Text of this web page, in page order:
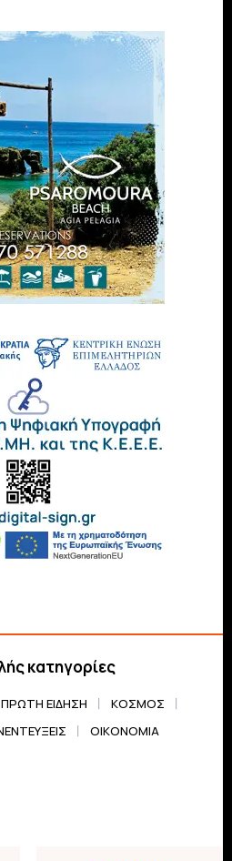
κατηγορίες
ΠΡΏΤΗ ΕΊΔΗΣΗ
ΚΌΣΜΟΣ
ΟΙΚΟΝΟΜΊΑ